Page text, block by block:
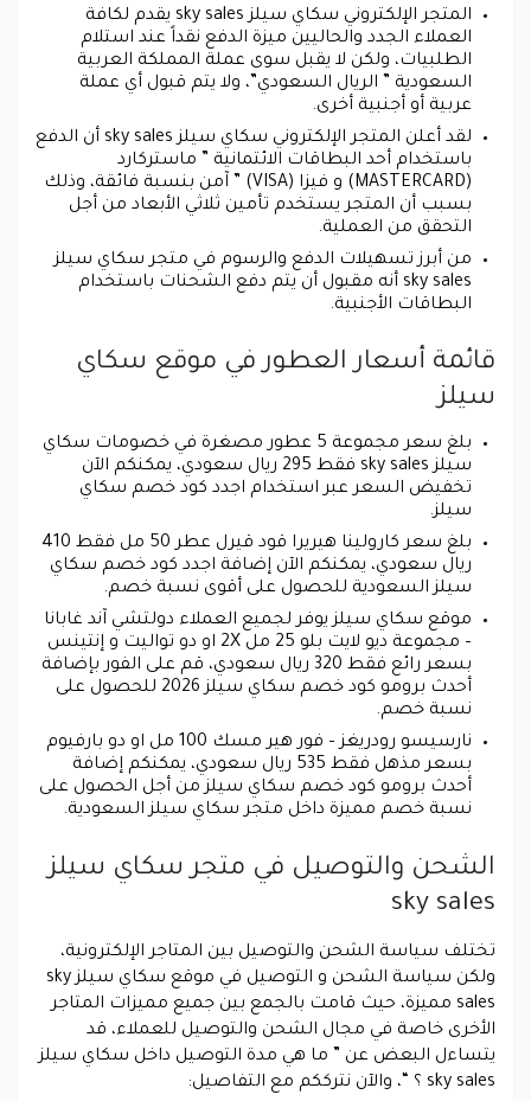
المتجر الإلكتروني سكاي سيلز sky sales يقدم لكافة
العملاء الجدد والحاليين ميزة الدفع نقداً عند استلام
الطلبيات، ولكن لا يقبل سوى عملة المملكة العربية
السعودية ” الريال السعودي”، ولا يتم قبول أي عملة
عربية أو أجنبية أخرى.
لقد أعلن المتجر الإلكتروني سكاي سيلز sky sales أن الدفع
باستخدام أحد البطاقات الائتمانية ” ماستركارد
(MASTERCARD) و فيزا (VISA) ” آمن بنسبة فائقة، وذلك
بسبب أن المتجر يستخدم تأمين ثلاثي الأبعاد من أجل
التحقق من العملية.
من أبرز تسهيلات الدفع والرسوم في متجر سكاي سيلز
sky sales أنه مقبول أن يتم دفع الشحنات باستخدام
البطاقات الأجنبية.
قائمة أسعار العطور في موقع سكاي
سيلز
بلغ سعر مجموعة 5 عطور مصغرة في خصومات سكاي
سيلز sky sales فقط 295 ريال سعودي، يمكنكم الآن
تخفيض السعر عبر استخدام اجدد كود خصم سكاي
سيلز.
بلغ سعر كارولينا هيريرا قود قيرل عطر 50 مل فقط 410
ريال سعودي، يمكنكم الآن إضافة اجدد كود خصم سكاي
سيلز السعودية للحصول على أقوى نسبة خصم.
موقع سكاي سيلز يوفر لجميع العملاء دولتشي آند غابانا
– مجموعة ديو لايت بلو 25 مل 2X او دو تواليت و إنتينس
بسعر رائع فقط 320 ريال سعودي، قم على الفور بإضافة
أحدث برومو كود خصم سكاي سيلز 2026 للحصول على
نسبة خصم.
نارسيسو رودريغز – فور هير مسك 100 مل او دو بارفيوم
بسعر مذهل فقط 535 ريال سعودي، يمكنكم إضافة
أحدث برومو كود خصم سكاي سيلز من أجل الحصول على
نسبة خصم مميزة داخل متجر سكاي سيلز السعودية.
الشحن والتوصيل في متجر سكاي سيلز
sky sales
تختلف سياسة الشحن والتوصيل بين المتاجر الإلكترونية،
ولكن سياسة الشحن و التوصيل في موقع سكاي سيلز sky
sales مميزة، حيث قامت بالجمع بين جميع مميزات المتاجر
الأخرى خاصة في مجال الشحن والتوصيل للعملاء، قد
يتساءل البعض عن ” ما هي مدة التوصيل داخل سكاي سيلز
sky sales ؟ “، والآن نترككم مع التفاصيل: